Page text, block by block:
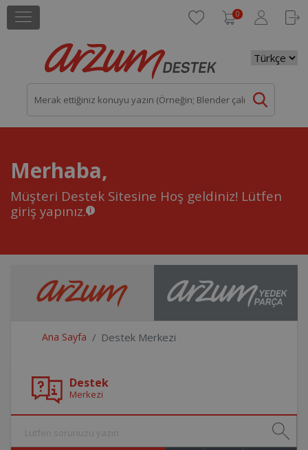
0
Merhaba,
Müşteri Destek Sitesine Hoş geldiniz! Lütfen
giriş yapınız.
Ana Sayfa Destek Merkezi
Destek
Merkezi